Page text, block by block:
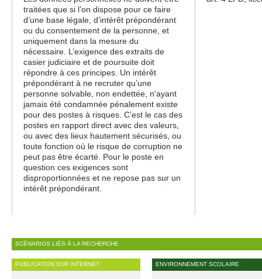
traitées que si l’on dispose pour ce faire
d’une base légale, d’intérêt prépondérant
ou du consentement de la personne, et
uniquement dans la mesure du
nécessaire. L’exigence des extraits de
casier judiciaire et de poursuite doit
répondre à ces principes. Un intérêt
prépondérant à ne recruter qu’une
personne solvable, non endettée, n’ayant
jamais été condamnée pénalement existe
pour des postes à risques. C’est le cas des
postes en rapport direct avec des valeurs,
ou avec des lieux hautement sécurisés, ou
toute fonction où le risque de corruption ne
peut pas être écarté. Pour le poste en
question ces exigences sont
disproportionnées et ne repose pas sur un
intérêt prépondérant.
SCÉNARIOS LIÉS À LA RECHERCHE
PUBLICATION SUR INTERNET ENVIRONNEMENT SCOLAIRE